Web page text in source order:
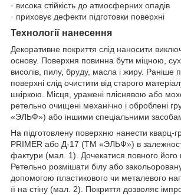
· висока стійкість до атмосферних опадів
· приховує дефекти підготовки поверхні
Технології нанесення
Декоративне покриття слід наносити
основу. Поверхня повинна бути міцною,
висолів, пилу, бруду, масла і жиру. Раніше
поверхні слід очистити від старого
шкіркою. Місця, уражені пліснявою або
ретельно очищені механічно і оброблені
«ЭЛЬФ») або іншими спеціальними
На підготовлену поверхню нанести кварц-
PRIMER або Д-17 (ТМ «ЭЛЬФ») в
фактури (мал. 1). Дочекатися повного його
Ретельно розмішати білу або
допомогою пластикового чи металевого
її на стіну (мал. 2). Покриття дозволяє